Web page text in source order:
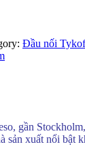
Đầu nối
gần
sản xuất nổi